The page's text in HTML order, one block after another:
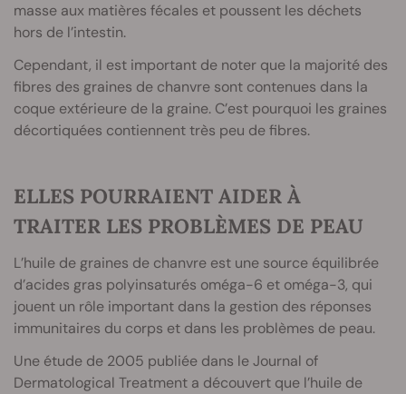
masse aux matières fécales et poussent les déchets
hors de l’intestin.
Cependant, il est important de noter que la majorité des
fibres des graines de chanvre sont contenues dans la
coque extérieure de la graine. C’est pourquoi les graines
décortiquées contiennent très peu de fibres.
ELLES POURRAIENT AIDER À
TRAITER LES PROBLÈMES DE PEAU
L’huile de graines de chanvre est une source équilibrée
d’acides gras polyinsaturés oméga-6 et oméga-3, qui
jouent un rôle important dans la gestion des réponses
immunitaires du corps et dans les problèmes de peau.
Une étude de 2005 publiée dans le Journal of
Dermatological Treatment a découvert que l’huile de